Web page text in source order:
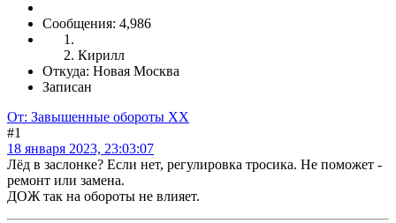
Сообщения: 4,986
Кирилл
Откуда: Новая Москва
Записан
От: Завышенные обороты ХХ
#1
18 января 2023, 23:03:07
Лёд в заслонке? Если нет, регулировка тросика. Не поможет -
ремонт или замена.
ДОЖ так на обороты не влияет.